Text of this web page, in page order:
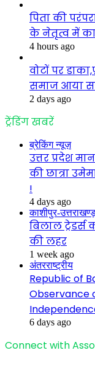
पिता की
के नेतृत्व में
4 hours ago
वोटों पर
समाज आया
2 days ago
ट्रेंडिंग खबरें
ब्रेकिंग न्यूज़
उत्तर प्रदेश
की छात्रा
!
4 days ago
काशीपुर-
बिलाल
की लहर
1 week ago
अंतरराष्ट्रीय
Republic of
Observance
6 days ago
Connect with